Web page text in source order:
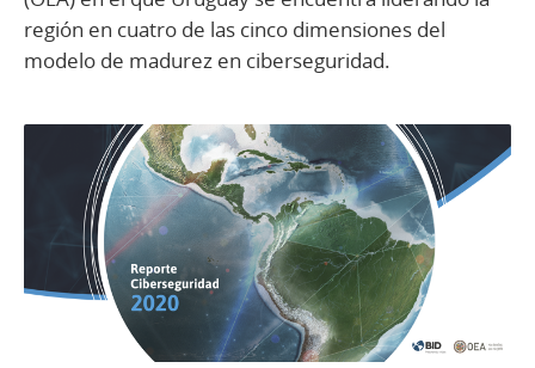
región en cuatro de las cinco dimensiones del
modelo de madurez en ciberseguridad.